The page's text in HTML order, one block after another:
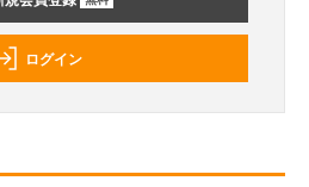
ログイン